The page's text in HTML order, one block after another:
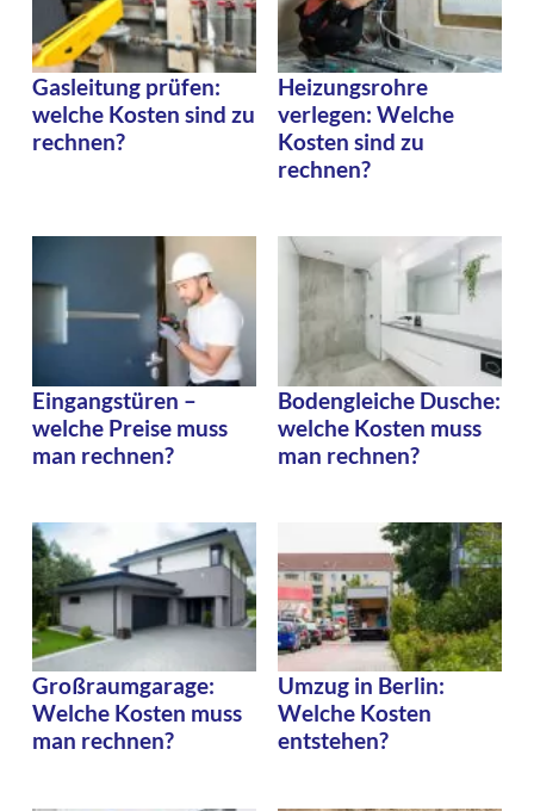
Gasleitung prüfen:
welche Kosten sind zu
rechnen?
Heizungsrohre
verlegen: Welche
Kosten sind zu
rechnen?
Eingangstüren –
welche Preise muss
man rechnen?
Bodengleiche Dusche:
welche Kosten muss
man rechnen?
Großraumgarage:
Welche Kosten muss
man rechnen?
Umzug in Berlin:
Welche Kosten
entstehen?